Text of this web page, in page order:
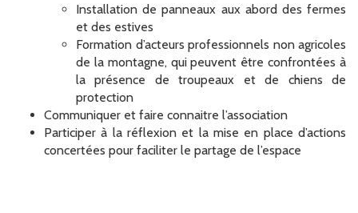
Installation de panneaux aux abord des fermes
et des estives
Formation d’acteurs professionnels non agricoles
de la montagne, qui peuvent être confrontées à
la présence de troupeaux et de chiens de
protection
Communiquer et faire connaitre l’association
Participer à la réflexion et la mise en place d’actions
concertées pour faciliter le partage de l’espace